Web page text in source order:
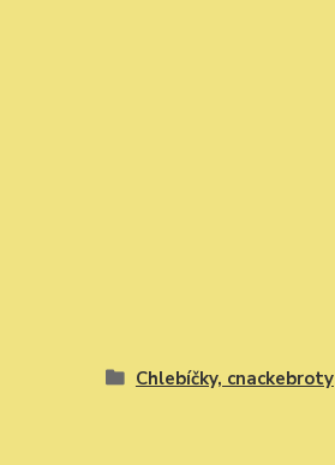
Chlebíčky, cnackebroty